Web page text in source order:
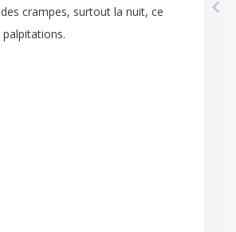
des crampes, surtout la nuit, ce
palpitations.